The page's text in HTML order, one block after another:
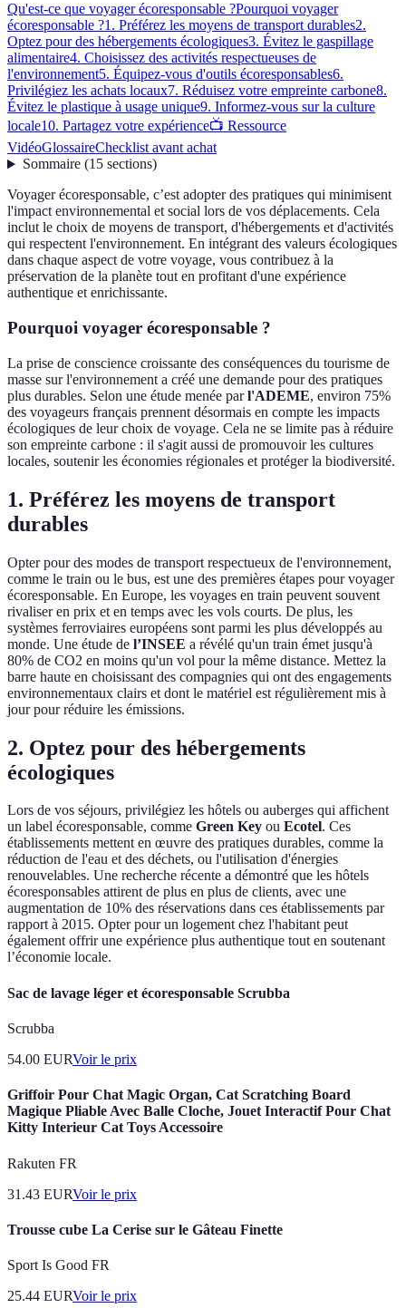
Qu'est-ce que voyager écoresponsable ?Pourquoi voyager
écoresponsable ?1. Préférez les moyens de transport durables2.
Optez pour des hébergements écologiques3. Évitez le gaspillage
alimentaire4. Choisissez des activités respectueuses de
l'environnement5. Équipez-vous d'outils écoresponsables6.
Privilégiez les achats locaux7. Réduisez votre empreinte carbone8.
Évitez le plastique à usage unique9. Informez-vous sur la culture
locale10. Partagez votre expérience📺 Ressource
VidéoGlossaireChecklist avant achat
Sommaire(15 sections)
Voyager écoresponsable, c’est adopter des pratiques qui minimisent
l'impact environnemental et social lors de vos déplacements. Cela
inclut le choix de moyens de transport, d'hébergements et d'activités
qui respectent l'environnement. En intégrant des valeurs écologiques
dans chaque aspect de votre voyage, vous contribuez à la
préservation de la planète tout en profitant d'une expérience
authentique et enrichissante.
Pourquoi voyager écoresponsable ?
La prise de conscience croissante des conséquences du tourisme de
masse sur l'environnement a créé une demande pour des pratiques
plus durables. Selon une étude menée parl'ADEME, environ 75%
des voyageurs français prennent désormais en compte les impacts
écologiques de leur choix de voyage. Cela ne se limite pas à réduire
son empreinte carbone : il s'agit aussi de promouvoir les cultures
locales, soutenir les économies régionales et protéger la biodiversité.
1. Préférez les moyens de transport
durables
Opter pour des modes de transport respectueux de l'environnement,
comme le train ou le bus, est une des premières étapes pour voyager
écoresponsable. En Europe, les voyages en train peuvent souvent
rivaliser en prix et en temps avec les vols courts. De plus, les
systèmes ferroviaires européens sont parmi les plus développés au
monde. Une étude de l’INSEE a révélé qu'un train émet jusqu'à
80% de CO2 en moins qu'un vol pour la même distance. Mettez la
barre haute en choisissant des compagnies qui ont des engagements
environnementaux clairs et dont le matériel est régulièrement mis à
jour pour réduire les émissions.
2. Optez pour des hébergements
écologiques
Lors de vos séjours, privilégiez les hôtels ou auberges qui affichent
un label écoresponsable, comme Green Key ou Ecotel. Ces
établissements mettent en œuvre des pratiques durables, comme la
réduction de l'eau et des déchets, ou l'utilisation d'énergies
renouvelables. Une recherche récente a démontré que les hôtels
écoresponsables attirent de plus en plus de clients, avec une
augmentation de 10% des réservations dans ces établissements par
rapport à 2015. Opter pour un logement chez l'habitant peut
également offrir une expérience plus authentique tout en soutenant
l’économie locale.
Sac de lavage léger et écoresponsable Scrubba
Scrubba
54.00 EURVoir le prix
Griffoir Pour Chat Magic Organ, Cat Scratching Board
Magique Pliable Avec Balle Cloche, Jouet Interactif Pour Chat
Kitty Interieur Cat Toys Accessoire
Rakuten FR
31.43 EURVoir le prix
Trousse cube La Cerise sur le Gâteau Finette
Sport Is Good FR
25.44 EURVoir le prix